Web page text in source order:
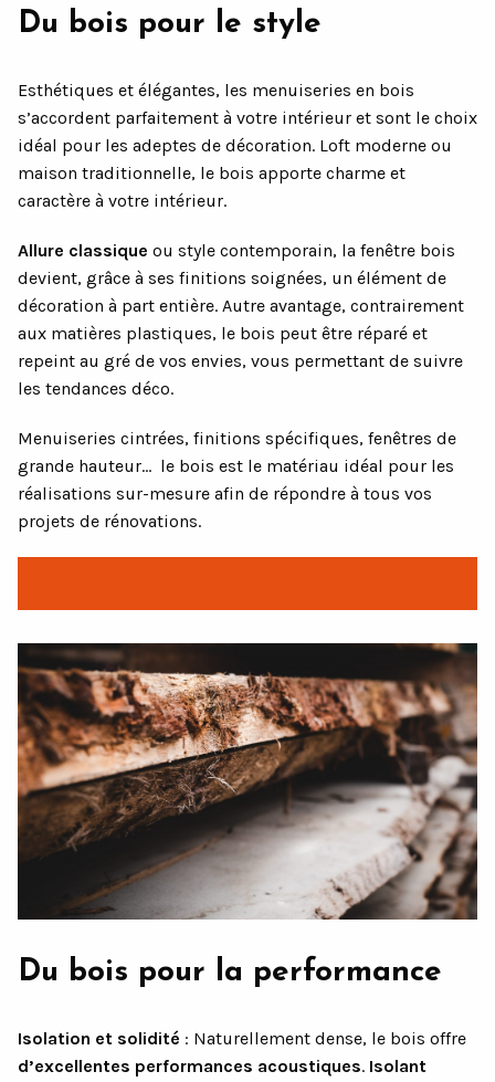
Du bois pour le style
Esthétiques et élégantes, les menuiseries en bois
s’accordent parfaitement à votre intérieur et sont le choix
idéal pour les adeptes de décoration. Loft moderne ou
maison traditionnelle, le bois apporte charme et
caractère à votre intérieur.
Allure classique ou style contemporain, la fenêtre bois
devient, grâce à ses finitions soignées, un élément de
décoration à part entière. Autre avantage, contrairement
aux matières plastiques, le bois peut être réparé et
repeint au gré de vos envies, vous permettant de suivre
les tendances déco.
Menuiseries cintrées, finitions spécifiques, fenêtres de
grande hauteur… le bois est le matériau idéal pour les
réalisations sur-mesure afin de répondre à tous vos
projets de rénovations.
Du bois pour la performance
Isolation et solidité : Naturellement dense, le bois offre
d’excellentes performances acoustiques. Isolant